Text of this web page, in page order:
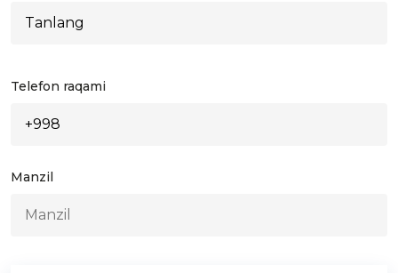
Telefon raqami
Manzil